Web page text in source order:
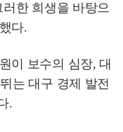
한 희생을 바탕으
다.
이 보수의 심장, 대
는 대구 경제 발전
.